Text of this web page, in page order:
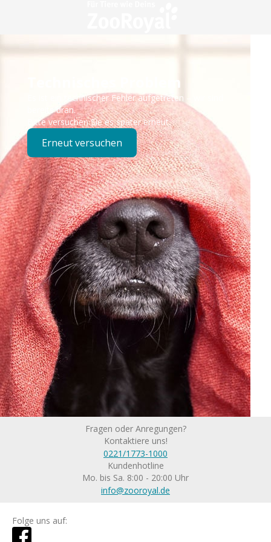
Technisches Problem
Es ist ein technischer Fehler aufgetreten – wir sind
bereits dran.
Bitte versuchen Sie es später erneut.
Erneut versuchen
Fragen oder Anregungen?
Kontaktiere uns!
0221/1773-1000
Kundenhotline
Mo. bis Sa. 8:00 - 20:00 Uhr
info@zooroyal.de
Folge uns auf: